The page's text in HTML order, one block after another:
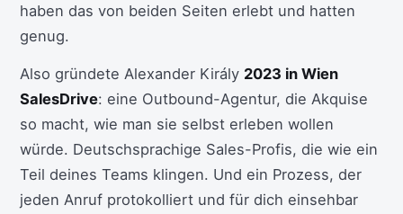
haben das von beiden Seiten erlebt und hatten
genug.
Also gründete Alexander Király 2023 in Wien
SalesDrive: eine Outbound-Agentur, die Akquise
so macht, wie man sie selbst erleben wollen
würde. Deutschsprachige Sales-Profis, die wie ein
Teil deines Teams klingen. Und ein Prozess, der
jeden Anruf protokolliert und für dich einsehbar